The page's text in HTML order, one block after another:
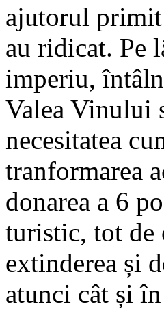
ajutorul
au ridicat. Pe
imperiu,
Valea Vinului
necesitatea
tranformarea
donarea a 6
turistic, tot de
extinderea și
atunci cât și